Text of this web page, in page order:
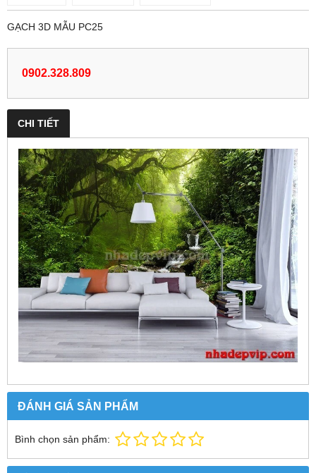
GẠCH 3D MẪU PC25
0902.328.809
CHI TIẾT
ĐÁNH GIÁ SẢN PHẨM
Bình chọn sản phẩm: